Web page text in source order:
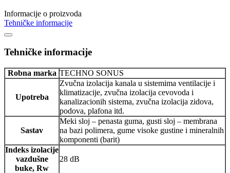
Informacije o proizvoda
Tehničke informacije
Tehničke informacije
Robna marka TECHNO SONUS
Upotreba
Zvučna izolacija kanala u sistemima ventilacije i
klimatizacije, zvučna izolacija cevovoda i
kanalizacionih sistema, zvučna izolacija zidova,
podova, plafona itd.
Sastav
Meki sloj – penasta guma, gusti sloj – membrana
na bazi polimera, gume visoke gustine i mineralnih
komponenti (barit)
Indeks izolacije
vazdušne
buke, Rw
28 dB